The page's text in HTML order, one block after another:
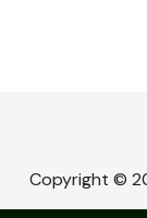
Copyright ©